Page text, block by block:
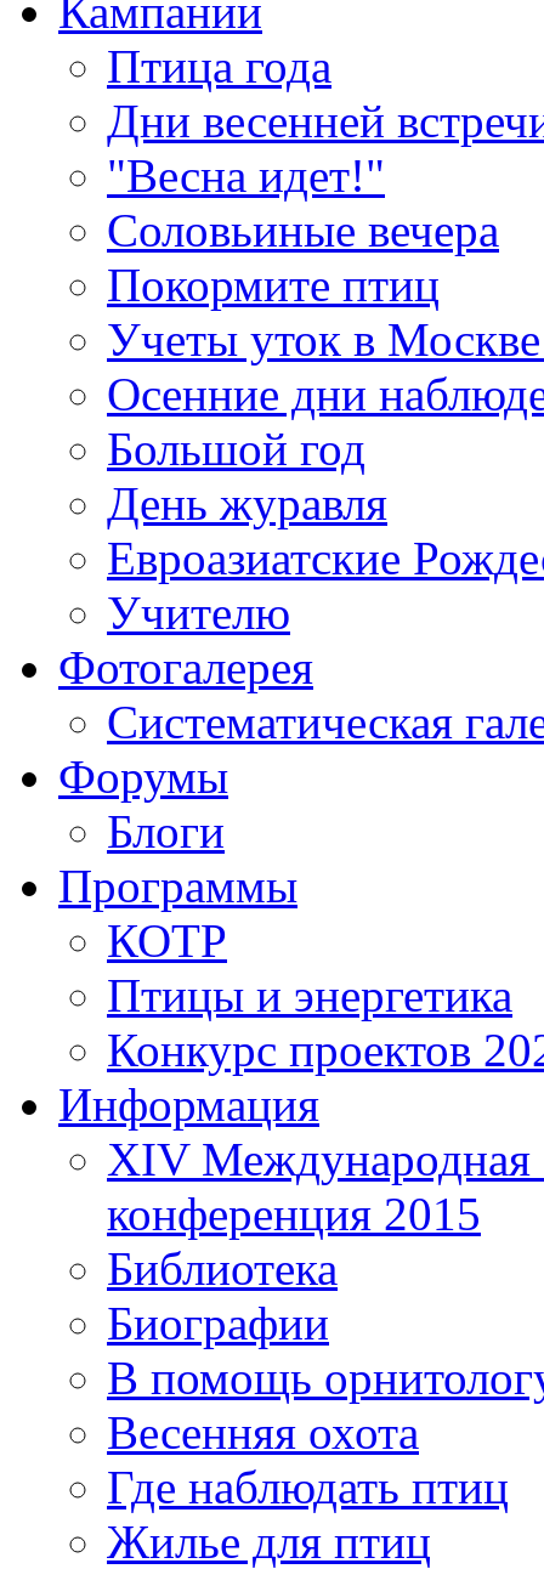
Кампании
Птица года
Дни весенней
"Весна идет!"
Соловьиные вечера
Покормите птиц
Учеты уток в
Осенние дни
Большой год
День журавля
Евроазиатские
Учителю
Фотогалерея
Систематическая
Форумы
Блоги
Программы
КОТР
Птицы и энергетика
Конкурс проектов
Информация
XIV Международная
конференция 2015
Библиотека
Биографии
В помощь
Весенняя охота
Где наблюдать птиц
Жилье для птиц